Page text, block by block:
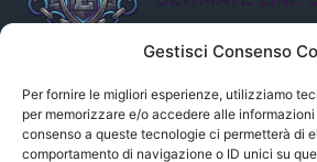
Gestisci Consenso
Per fornire le migliori esperienze, utilizziamo
per memorizzare e/o accedere alle
consenso a queste tecnologie ci permetterà di
comportamento di navigazione o ID unici su
indirettamente, alle Fonti delle notizie
ritenuto responsabile ad alcun titolo dei
altresì che le notizie segnalate
intendersi in alcun modo di proprietà